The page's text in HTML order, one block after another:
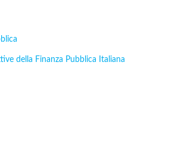
della Finanza Pubblica Italiana